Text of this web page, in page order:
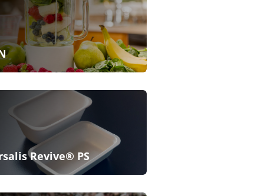
Revive® PS